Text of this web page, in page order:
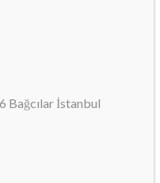
Bağcılar İstanbul